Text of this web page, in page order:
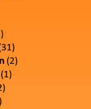
(2)